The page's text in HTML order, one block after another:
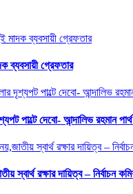
ব্যবসায়ী গ্রেফতার
পাল্টে দেবো- আন্দালিভ রহমান পার্থ
স্বার্থ রক্ষার দায়িত্ব – নির্বাচন